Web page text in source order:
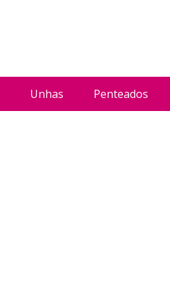
Unhas Penteados